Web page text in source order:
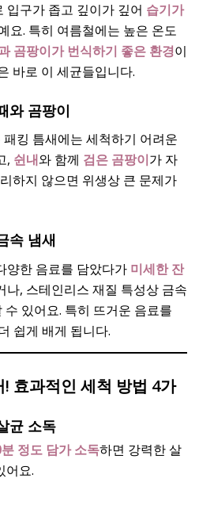
입구가 좁고 깊이가 깊어 습기가
요. 특히 여름철에는 높은 온도
곰팡이가 번식하기 좋은 환경이
바로 이 세균들입니다.
와 곰팡이
킹 틈새에는 세척하기 어려운
, 쉰내와 함께 검은 곰팡이가 자
하지 않으면 위생상 큰 문제가
속 냄새
양한 음료를 담았다가 미세한 잔
나, 스테인리스 재질 특성상 금속
있어요. 특히 뜨거운 음료를
쉽게 배게 됩니다.
효과적인 세척 방법 4가
균 소독
정도 담가 소독하면 강력한 살
어요.